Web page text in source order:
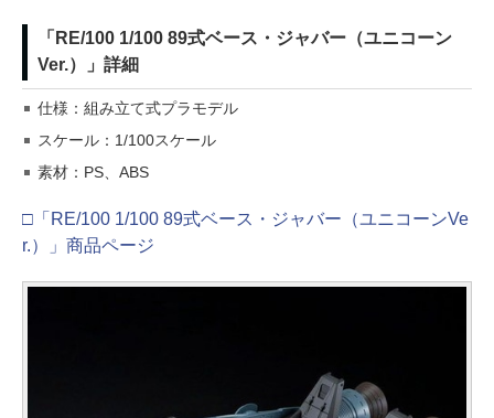
「RE/100 1/100 89式ベース・ジャバー（ユニコーン
Ver.）」詳細
仕様：組み立て式プラモデル
スケール：1/100スケール
素材：PS、ABS
□「RE/100 1/100 89式ベース・ジャバー（ユニコーンVe
r.）」商品ページ